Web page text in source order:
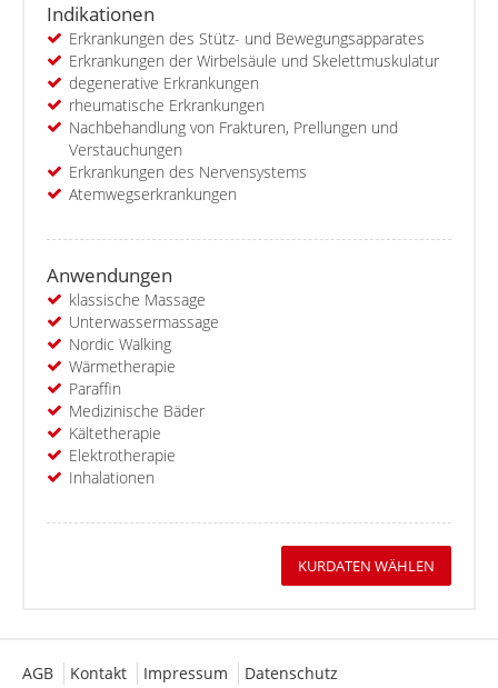
Indikationen
Erkrankungen des Stütz- und Bewegungsapparates
Erkrankungen der Wirbelsäule und Skelettmuskulatur
degenerative Erkrankungen
rheumatische Erkrankungen
Nachbehandlung von Frakturen, Prellungen und
Verstauchungen
Erkrankungen des Nervensystems
Atemwegserkrankungen
Anwendungen
klassische Massage
Unterwassermassage
Nordic Walking
Wärmetherapie
Paraffin
Medizinische Bäder
Kältetherapie
Elektrotherapie
Inhalationen
KURDATEN WÄHLEN
AGB Kontakt Impressum Datenschutz